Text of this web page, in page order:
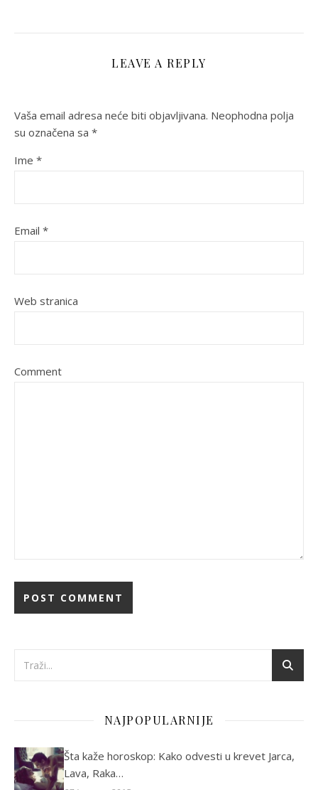
LEAVE A REPLY
Vaša email adresa neće biti objavljivana. Neophodna polja
su označena sa *
Ime *
Email *
Web stranica
Comment
NAJPOPULARNIJE
Šta kaže horoskop: Kako odvesti u krevet Jarca,
Lava, Raka…